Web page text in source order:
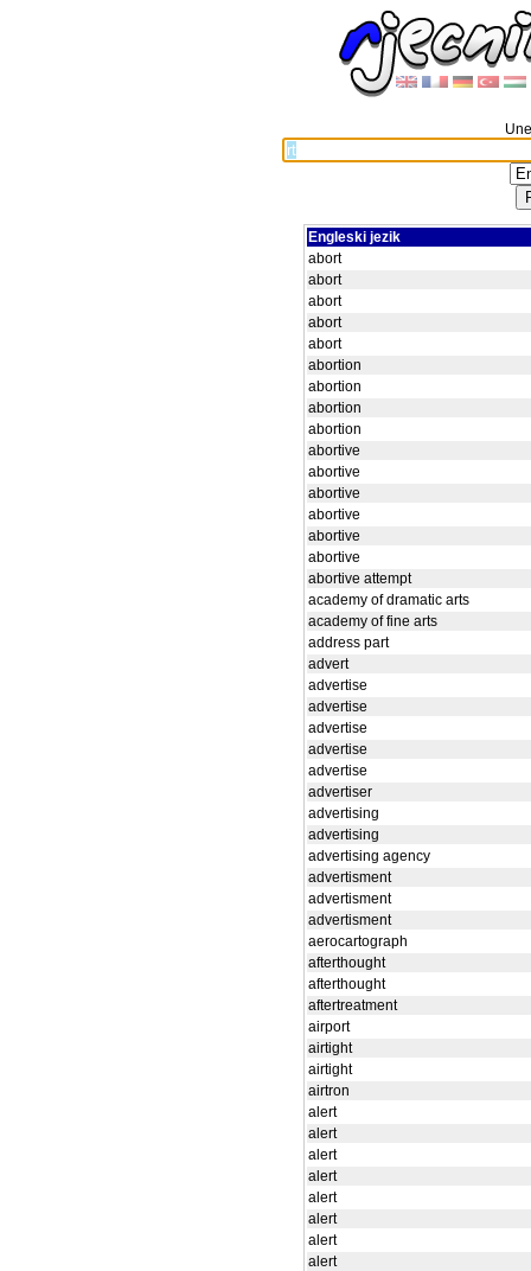
Engleski jezik
abort
abort
abort
abort
abort
abortion
abortion
abortion
abortion
abortive
abortive
abortive
abortive
abortive
abortive
abortive attempt
academy of dramatic arts
academy of fine arts
address part
advert
advertise
advertise
advertise
advertise
advertise
advertiser
advertising
advertising
advertising agency
advertisment
advertisment
advertisment
aerocartograph
afterthought
afterthought
aftertreatment
airport
airtight
airtight
airtron
alert
alert
alert
alert
alert
alert
alert
alert